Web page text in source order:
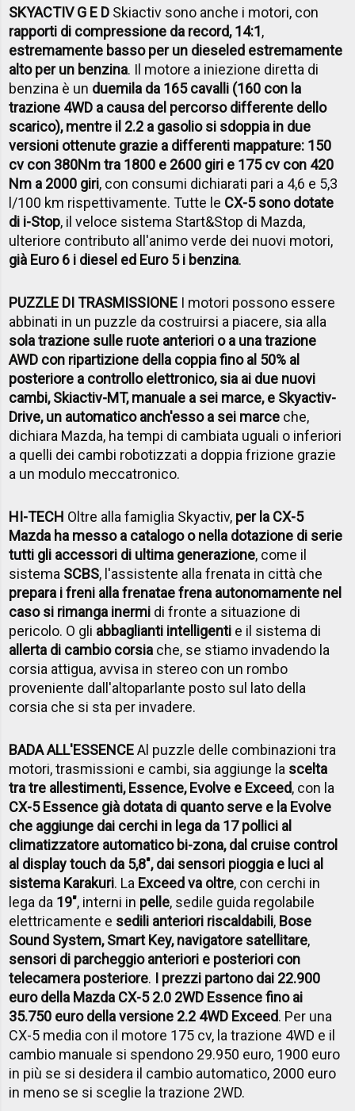
SKYACTIV G E D Skiactiv sono anche i motori, con
rapporti di compressione da record, 14:1,
estremamente basso per un dieseled estremamente
alto per un benzina. Il motore a iniezione diretta di
benzina è un duemila da 165 cavalli (160 con la
trazione 4WD a causa del percorso differente dello
scarico), mentre il 2.2 a gasolio si sdoppia in due
versioni ottenute grazie a differenti mappature: 150
cv con 380Nm tra 1800 e 2600 giri e 175 cv con 420
Nm a 2000 giri, con consumi dichiarati pari a 4,6 e 5,3
l/100 km rispettivamente. Tutte le CX-5 sono dotate
di i-Stop, il veloce sistema Start&Stop di Mazda,
ulteriore contributo all'animo verde dei nuovi motori,
già Euro 6 i diesel ed Euro 5 i benzina.
PUZZLE DI TRASMISSIONE I motori possono essere
abbinati in un puzzle da costruirsi a piacere, sia alla
sola trazione sulle ruote anteriori o a una trazione
AWD con ripartizione della coppia fino al 50% al
posteriore a controllo elettronico, sia ai due nuovi
cambi, Skiactiv-MT, manuale a sei marce, e Skyactiv-
Drive, un automatico anch'esso a sei marce che,
dichiara Mazda, ha tempi di cambiata uguali o inferiori
a quelli dei cambi robotizzati a doppia frizione grazie
a un modulo meccatronico.
HI-TECH Oltre alla famiglia Skyactiv, per la CX-5
Mazda ha messo a catalogo o nella dotazione di serie
tutti gli accessori di ultima generazione, come il
sistema SCBS, l'assistente alla frenata in città che
prepara i freni alla frenatae frena autonomamente nel
caso si rimanga inermi di fronte a situazione di
pericolo. O gli abbaglianti intelligenti e il sistema di
allerta di cambio corsia che, se stiamo invadendo la
corsia attigua, avvisa in stereo con un rombo
proveniente dall'altoparlante posto sul lato della
corsia che si sta per invadere.
BADA ALL'ESSENCEAl puzzle delle combinazioni tra
motori, trasmissioni e cambi, sia aggiunge la scelta
tra tre allestimenti, Essence, Evolve e Exceed, con la
CX-5 Essence già dotata di quanto serve e la Evolve
che aggiunge dai cerchi in lega da 17 pollici al
climatizzatore automatico bi-zona, dal cruise control
al display touch da 5,8", dai sensori pioggia e luci al
sistema Karakuri. La Exceed va oltre, con cerchi in
lega da 19", interni in pelle, sedile guida regolabile
elettricamente e sedili anteriori riscaldabili, Bose
Sound System, Smart Key, navigatore satellitare,
sensori di parcheggio anteriori e posteriori con
telecamera posteriore. I prezzi partono dai 22.900
euro della Mazda CX-5 2.0 2WD Essence fino ai
35.750 euro della versione 2.2 4WD Exceed. Per una
CX-5 media con il motore 175 cv, la trazione 4WD e il
cambio manuale si spendono 29.950 euro, 1900 euro
in più se si desidera il cambio automatico, 2000 euro
in meno se si sceglie la trazione 2WD.